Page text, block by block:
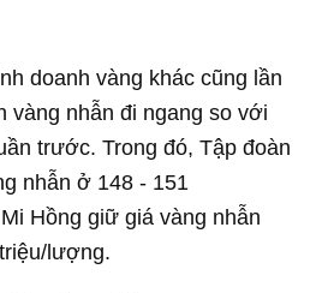
doanh vàng khác cũng lần
vàng nhẫn đi ngang so với
trước. Trong đó, Tập đoàn
nhẫn ở 148 - 151
Hồng giữ giá vàng nhẫn
lượng.